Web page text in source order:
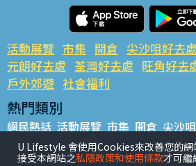
活動展覽 市集 開倉 尖沙咀好去處
元朗好去處 荃灣好去處 旺角好去
戶外郊遊 社會福利
熱門類別
網民熱話 活動展覽 市集 開倉 尖沙
銅鑼灣好去處 元朗好去處 荃灣好去處
餐廳情報 戶外郊遊
U Lifestyle 會使用Cookies來改善您的網
接受本網站之私隱政策和使用條款才可繼